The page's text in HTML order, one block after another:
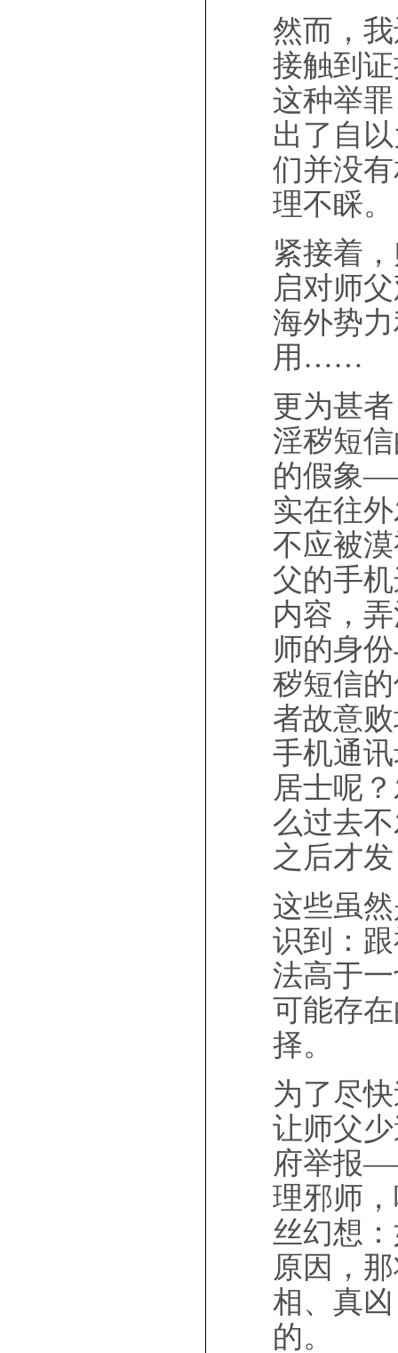
然而，
接触到
这种举
出了自
们并没
理不睬。
紧接着
启对师
海外势
用……
更为甚
淫秽短
的假象
实在往
不应被
父的手
内容，
师的身
秽短信
者故意
手机通
居士呢
么过去
之后才
这些虽
识到：
法高于
可能存
择。
为了尽
让师父
府举报
理邪师
丝幻想
原因，
相、真
的。